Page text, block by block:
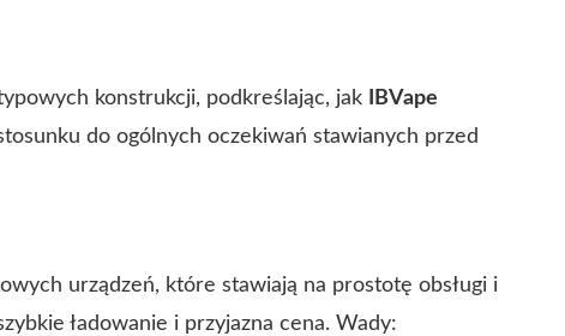
konstrukcji, podkreślając, jak
IBVape
do ogólnych oczekiwań stawianych przed
urządzeń, które stawiają na prostotę obsługi i
ładowanie i przyjazna cena. Wady: